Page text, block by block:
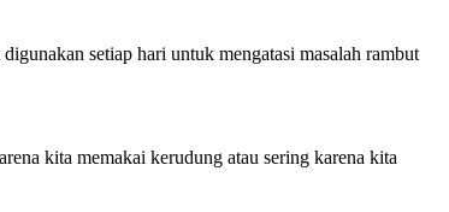
setiap hari untuk mengatasi masalah rambut
kita memakai kerudung atau sering karena kita